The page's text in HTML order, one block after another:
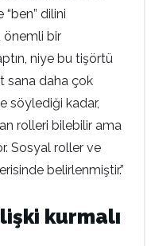
“ben” dilini
önemli bir
niye bu tişörtü
sana daha çok
söylediği kadar,
rolleri bilebilir ama
Sosyal roller ve
belirlenmiştir.”
kurmalı